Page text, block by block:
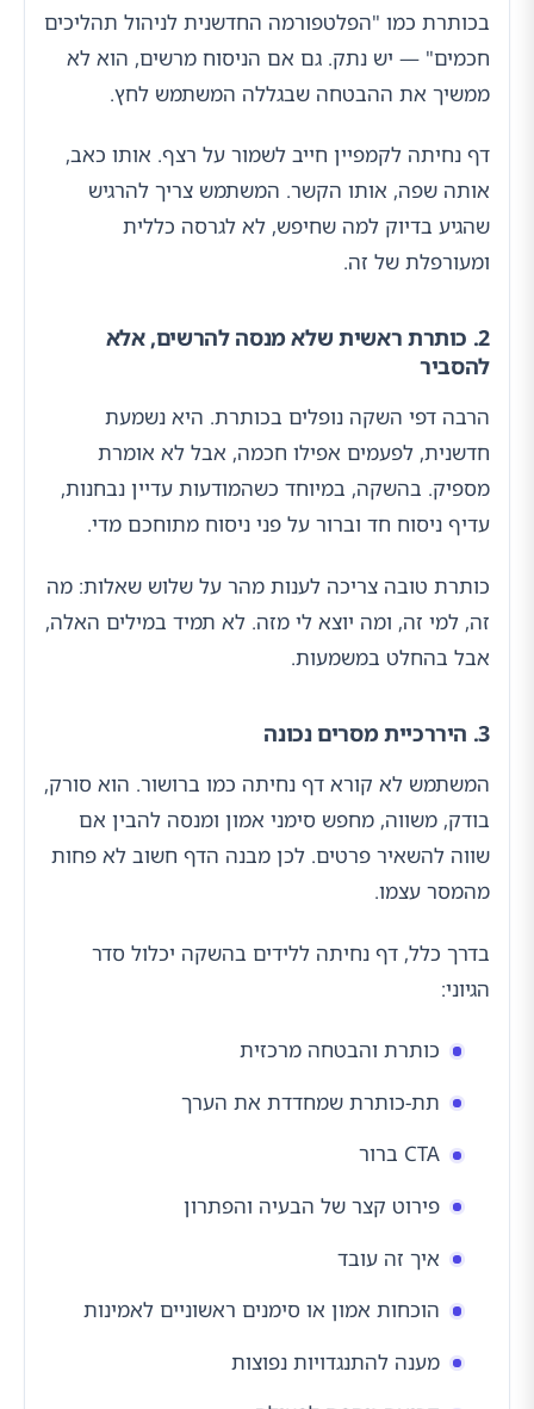
בכותרת כמו "הפלטפורמה החדשנית לניהול תהליכים
חכמים" — יש נתק. גם אם הניסוח מרשים, הוא לא
ממשיך את ההבטחה שבגללה המשתמש לחץ.
דף נחיתה לקמפיין חייב לשמור על רצף. אותו כאב,
אותה שפה, אותו הקשר. המשתמש צריך להרגיש
שהגיע בדיוק למה שחיפש, לא לגרסה כללית
ומעורפלת של זה.
2. כותרת ראשית שלא מנסה להרשים, אלא
להסביר
הרבה דפי השקה נופלים בכותרת. היא נשמעת
חדשנית, לפעמים אפילו חכמה, אבל לא אומרת
מספיק. בהשקה, במיוחד כשהמודעות עדיין נבחנות,
עדיף ניסוח חד וברור על פני ניסוח מתוחכם מדי.
כותרת טובה צריכה לענות מהר על שלוש שאלות: מה
זה, למי זה, ומה יוצא לי מזה. לא תמיד במילים האלה,
אבל בהחלט במשמעות.
3. היררכיית מסרים נכונה
המשתמש לא קורא דף נחיתה כמו ברושור. הוא סורק,
בודק, משווה, מחפש סימני אמון ומנסה להבין אם
שווה להשאיר פרטים. לכן מבנה הדף חשוב לא פחות
מהמסר עצמו.
בדרך כלל, דף נחיתה ללידים בהשקה יכלול סדר
הגיוני:
כותרת והבטחה מרכזית
תת-כותרת שמחדדת את הערך
CTA ברור
פירוט קצר של הבעיה והפתרון
איך זה עובד
הוכחות אמון או סימנים ראשוניים לאמינות
מענה להתנגדויות נפוצות